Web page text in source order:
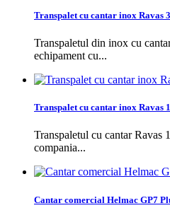
Transpalet cu cantar inox Ravas
Transpaletul din inox cu
echipament cu...
Transpalet cu cantar inox Ravas
Transpaletul cu cantar Ravas
compania...
Cantar comercial Helmac GP7